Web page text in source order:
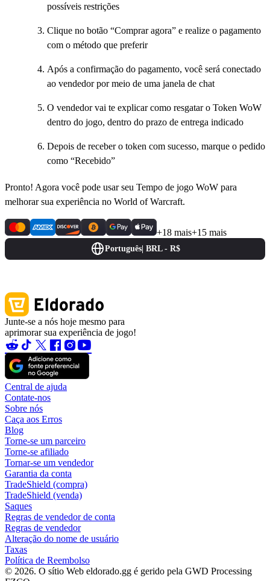
possíveis restrições
Clique no botão “Comprar agora” e realize o pagamento
com o método que preferir
Após a confirmação do pagamento, você será conectado
ao vendedor por meio de uma janela de chat
O vendedor vai te explicar como resgatar o Token WoW
dentro do jogo, dentro do prazo de entrega indicado
Depois de receber o token com sucesso, marque o pedido
como “Recebido”
Pronto! Agora você pode usar seu Tempo de jogo WoW para
melhorar sua experiência no World of Warcraft.
+18 mais+15 mais
Português| BRL - R$
Junte-se a nós hoje mesmo para
aprimorar sua experiência de jogo!
Central de ajuda
Contate-nos
Sobre nós
Caça aos Erros
Blog
Torne-se um parceiro
Torne-se afiliado
Tornar-se um vendedor
Garantia da conta
TradeShield (compra)
TradeShield (venda)
Saques
Regras de vendedor de conta
Regras de vendedor
Alteração do nome de usuário
Taxas
Política de Reembolso
© 2026. O sítio Web eldorado.gg é gerido pela GWD Processing